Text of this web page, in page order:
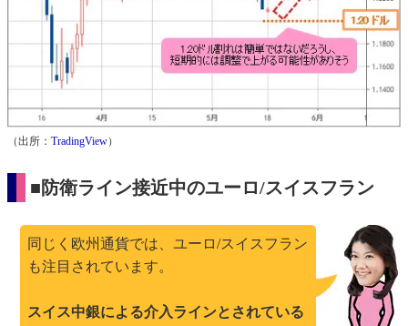
（出所： TradingView）
■防衛ライン接近中のユーロ/スイスフラン
同じく欧州通貨では、ユーロ/スイスフラン
も注目されています。
スイス中銀による介入ラインとされている